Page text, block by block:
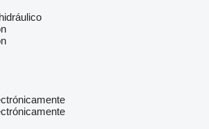
hidráulico